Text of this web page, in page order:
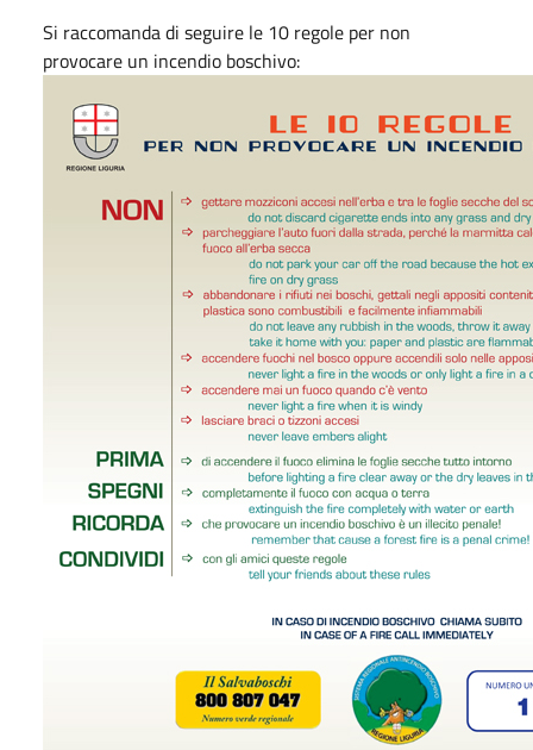
Si raccomanda di seguire le 10 regole per non
provocare un incendio boschivo: